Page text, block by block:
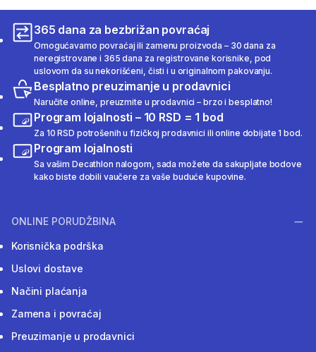
365 dana za bezbrižan povraćaj
Omogućavamo povraćaj ili zamenu proizvoda – 30 dana za
neregistrovane i 365 dana za registrovane korisnike, pod
uslovom da su nekorišćeni, čisti i u originalnom pakovanju.
Besplatno preuzimanje u prodavnici
Naručite online, preuzmite u prodavnici – brzo i besplatno!
Program lojalnosti – 10 RSD = 1 bod
Za 10 RSD potrošenih u fizičkoj prodavnici ili online dobijate 1 bod.
Program lojalnosti
Sa vašim Decathlon nalogom, sada možete da sakupljate bodove
kako biste dobili vaučere za vaše buduće kupovine.
ONLINE PORUDŽBINA
Korisnička podrška
Uslovi dostave
Načini plaćanja
Zamena i povraćaj
Preuzimanje u prodavnici